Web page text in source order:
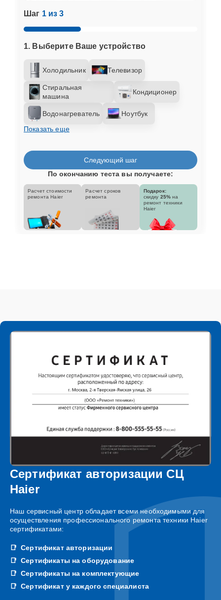
Шаг 1 из 3
1. Выберите Ваше устройство
Холодильник Телевизор
Стиральная
машина
Кондиционер
Водонагреватель
Ноутбук
Показать еще
Следующий шаг
По окончанию теста вы получаете:
Расчет стоимости
ремонта Haier
Расчет сроков
ремонта
Подарок:
скидку 25% на
ремонт техники
Haier
Сертификат авторизации СЦ
Haier
Наш сервисный центр обладает всеми необходимыми для
осуществления профессионального ремонта техники Haier
сертификатами:
Сертификат авторизации
Сертификаты на оборудование
Сертификаты на комплектующие
Сертификат у каждого специалиста